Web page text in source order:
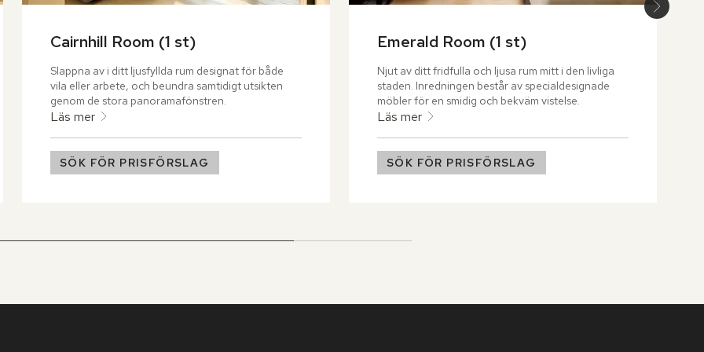
Cairnhill Room (1 st)
Slappna av i ditt ljusfyllda rum designat för både
vila eller arbete, och beundra samtidigt utsikten
genom de stora panoramafönstren.
Läs mer
SÖK FÖR PRISFÖRSLAG
Emerald Room (1 st)
Njut av ditt fridfulla och ljusa rum mitt i den livliga
staden. Inredningen består av specialdesignade
möbler för en smidig och bekväm vistelse.
Läs mer
SÖK FÖR PRISFÖRSLAG